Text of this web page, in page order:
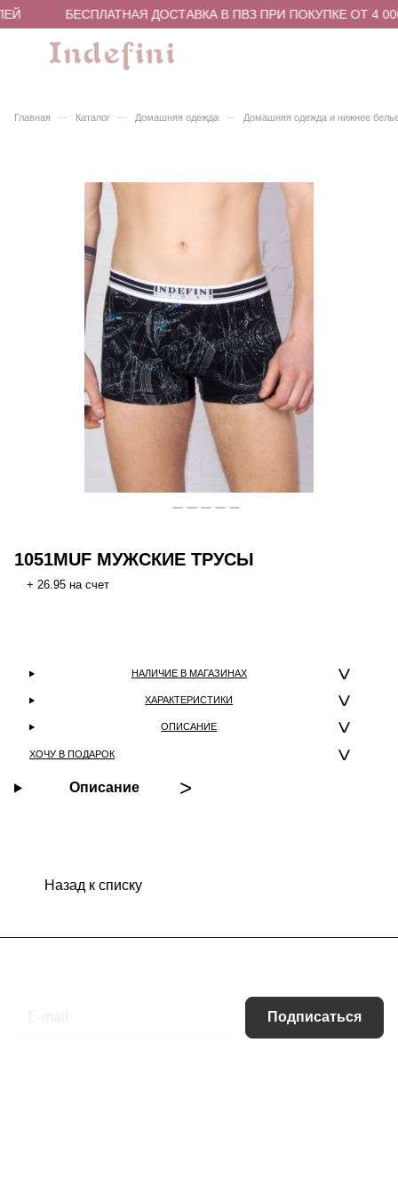
БЕСПЛАТНАЯ ДОСТАВКА В ПВЗ ПРИ ПОКУПКЕ ОТ 4
Главная – Каталог – Домашняя одежда – Домашняя одежда и нижнее
1051MUF МУЖСКИЕ ТРУСЫ
+ 26.95 на счет
НАЛИЧИЕ В МАГАЗИНАХ
ХАРАКТЕРИСТИКИ
ОПИСАНИЕ
ХОЧУ В ПОДАРОК
Описание
Назад к списку
Подписаться